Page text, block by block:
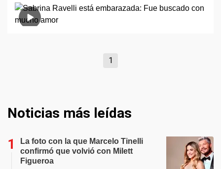
1
Noticias más leídas
La foto con la que Marcelo Tinelli
confirmó que volvió con Milett
Figueroa